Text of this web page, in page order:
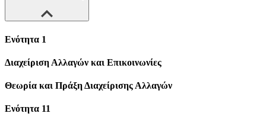
Ενότητα 1
Διαχείριση Αλλαγών και Επικοινωνίες
Θεωρία και Πράξη Διαχείρισης Αλλαγών
Ενότητα 11